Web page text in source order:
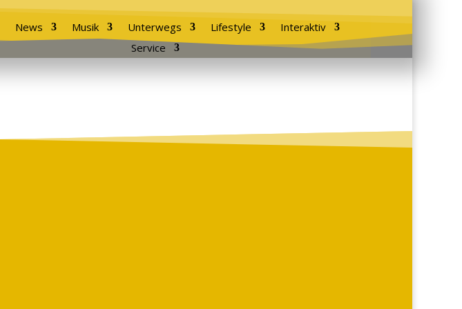
News Musik Unterwegs Lifestyle
Interaktiv
Service